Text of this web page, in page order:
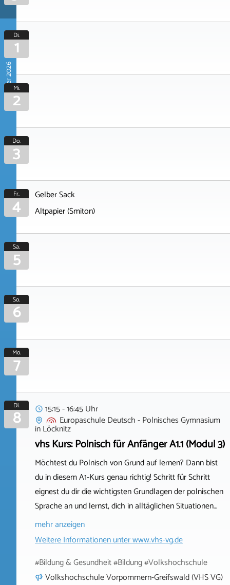
September 2026
Di.
1
Mi.
2
Do.
3
Fr.
4
Gelber Sack
Altpapier (Smiton)
Sa.
5
So.
6
Mo.
7
Di.
8
15:15 - 16:45 Uhr
Europaschule Deutsch - Polnisches Gymnasium
inLöcknitz
vhs Kurs: Polnisch für Anfänger A1.1 (Modul 3)
Möchtest du Polnisch von Grund auf lernen? Dann bist
du in diesem A1-Kurs genau richtig! Schritt für Schritt
eignest du dir die wichtigsten Grundlagen der polnischen
Sprache an und lernst, dich in alltäglichen Situationen…
mehr anzeigen
Weitere Informationen unterwww.vhs-vg.de
#Bildung & Gesundheit #Bildung #Volkshochschule
Volkshochschule Vorpommern-Greifswald (VHS VG)